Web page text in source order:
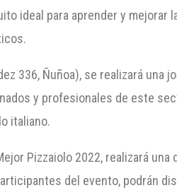
ideal para aprender y mejorar
336, Ñuñoa), se realizará una
y profesionales de este
italiano.
Pizzaiolo 2022, realizará una
del evento, podrán